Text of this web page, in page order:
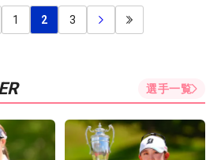
1 2 3
選手一覧